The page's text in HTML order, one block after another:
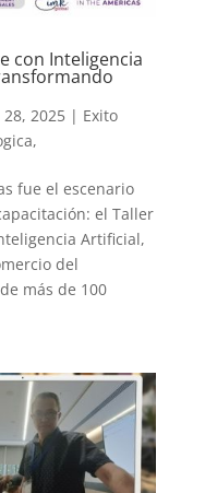
con Inteligencia
28, 2025| Exito
fue el escenario
el Taller
Artificial,
del
más de 100